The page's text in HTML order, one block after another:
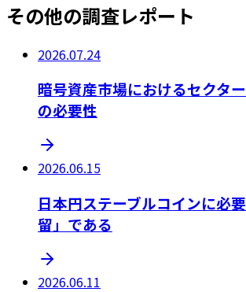
その他の調査レポート
2026.07.24
暗号資産市場におけるセクタ
の必要性
2026.06.15
日本円ステーブルコインに必
留」である
2026.06.11